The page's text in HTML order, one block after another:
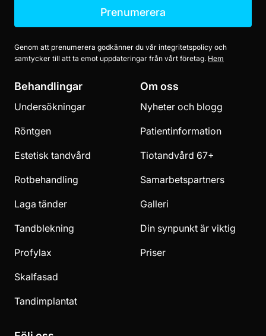
Prenumerera
Genom att prenumerera godkänner du vår integritetspolicy och
samtycker till att ta emot uppdateringar från vårt företag. Hem
Behandlingar
Undersökningar
Röntgen
Estetisk tandvård
Rotbehandling
Laga tänder
Tandblekning
Profylax
Skalfasad
Tandimplantat
Om oss
Nyheter och blogg
Patientinformation
Tiotandvård 67+
Samarbetspartners
Galleri
Din synpunkt är viktig
Priser